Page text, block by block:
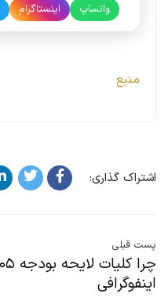
واتساپ اینستاگرام
منبع
اشتراک گذاری:
پست قبلی
اینفوگرافی